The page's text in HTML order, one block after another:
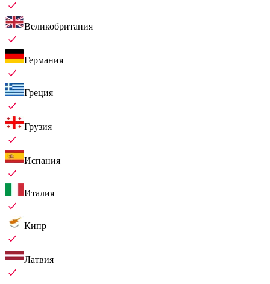
Великобритания
Германия
Греция
Грузия
Испания
Италия
Кипр
Латвия